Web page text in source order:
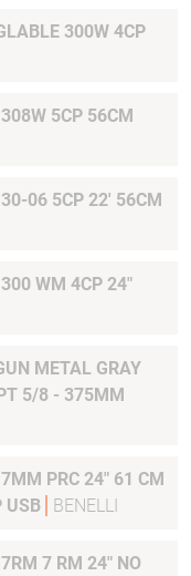
300W 4CP
5CP 56CM
06 5CP 22' 56CM
WM 4CP 24"
METAL GRAY
5/8 - 375MM
24" 61 CM
USB
BENELLI
NO